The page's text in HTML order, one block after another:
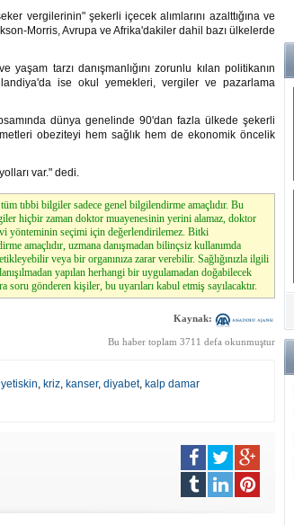
vergilerinin" şekerli içecek alımlarını azalttığına ve
Morris, Avrupa ve Afrika'dakiler dahil bazı ülkelerde
tarzı danışmanlığını zorunlu kılan politikanın
ise okul yemekleri, vergiler ve pazarlama
dünya genelinde 90'dan fazla ülkede şekerli
obeziteyi hem sağlık hem de ekonomik öncelik
var." dedi.
tıbbi bilgiler sadece genel bilgilendirme amaçlıdır. Bu
hiçbir zaman doktor muayenesinin yerini alamaz, doktor
yönteminin seçimi için değerlendirilemez. Bitki
amaçlıdır, uzmana danışmadan bilinçsiz kullanımda
veya bir organınıza zarar verebilir. Sağlığınızla ilgili
yapılan herhangi bir uygulamadan doğabilecek
gönderen kişiler, bu uyarıları kabul etmiş sayılacaktır.
Kaynak:
Bu haber toplam 3711 defa okunmuştur
yetiskin, kriz, kanser, diyabet, kalp damar